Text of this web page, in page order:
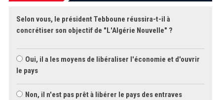
Selon vous, le président Tebboune réussira-t-il à
concrétiser son objectif de "L'Algérie Nouvelle" ?
Oui, il a les moyens de libéraliser l'économie et d'ouvrir
le pays
Non, il n'est pas prêt à libérer le pays des entraves